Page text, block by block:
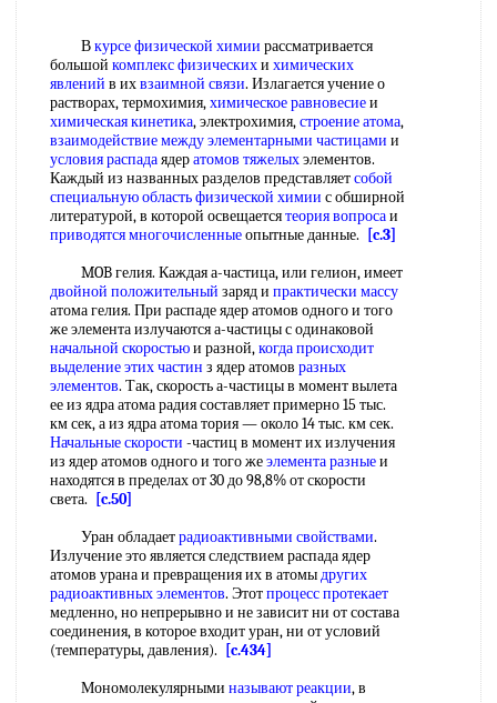
Вкурсе физической химии рассматривается
большой комплекс физическихи химических
явлений в ихвзаимной связи. Излагается учение о
растворах, термохимия,химическое равновесиеи
химическая кинетика, электрохимия,строение атома,
взаимодействие междуэлементарными частицами и
условия распадаядератомов тяжелыхэлементов.
Каждый из названных разделов представляетсобой
специальную областьфизической химии с обширной
литературой, в которой освещаетсятеория вопросаи
приводятся многочисленныеопытные данные.
[c.3]
MOB гелия. Каждая а-частица, или гелион, имеет
двойной положительный заряд и практически массу
атома гелия. При распаде ядер атомов одного и того
же элемента излучаются а-частицы с одинаковой
начальной скоростьюи разной,когда происходит
выделение этихчастин з ядер атомов разных
элементов. Так, скорость а-частицы в момент вылета
ее из ядра атома радия составляет примерно 15 тыс.
км сек, а из ядра атома тория — около 14 тыс. км сек.
Начальные скорости -частиц в момент их излучения
из ядер атомов одного и того жеэлемента разныеи
находятся в пределах от 30 до 98,8% от скорости
света.
[c.50]
Уран обладаетрадиоактивными свойствами.
Излучение это является следствием распада ядер
атомов урана и превращения их в атомыдругих
радиоактивных элементов. Этотпроцесс протекает
медленно, но непрерывно и не зависит ни от состава
соединения, в которое входит уран, ни от условий
(температуры, давления).
[c.434]
Мономолекулярными называют реакции, в